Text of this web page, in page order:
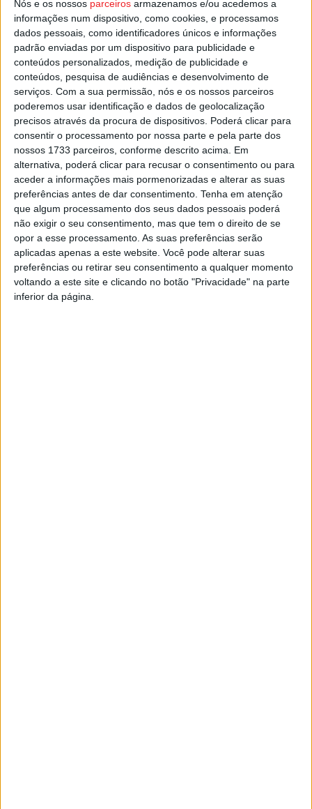
Nós e os nossos parceiros armazenamos e/ou acedemos a
informações num dispositivo, como cookies, e processamos
dados pessoais, como identificadores únicos e informações
padrão enviadas por um dispositivo para publicidade e
conteúdos personalizados, medição de publicidade e
conteúdos, pesquisa de audiências e desenvolvimento de
serviços. Com a sua permissão, nós e os nossos parceiros
poderemos usar identificação e dados de geolocalização
precisos através da procura de dispositivos. Poderá clicar para
consentir o processamento por nossa parte e pela parte dos
nossos 1733 parceiros, conforme descrito acima. Em
alternativa, poderá clicar para recusar o consentimento ou para
aceder a informações mais pormenorizadas e alterar as suas
preferências antes de dar consentimento. Tenha em atenção
que algum processamento dos seus dados pessoais poderá
não exigir o seu consentimento, mas que tem o direito de se
opor a esse processamento. As suas preferências serão
aplicadas apenas a este website. Você pode alterar suas
preferências ou retirar seu consentimento a qualquer momento
voltando a este site e clicando no botão "Privacidade" na parte
inferior da página.
imprensa do município de Lafões.
Esta e outras notícias para ouvir na Estação Diária – 96.8
FM ou emwww.968.fm
Pub
TAGS Aldeias Mágicas Oliveira de Frades
Artigo anterior
Covid-19: Aumento de novos
Próximo artigo